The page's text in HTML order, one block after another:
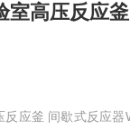
反应釜 间歇式反应
化加氢不锈钢反